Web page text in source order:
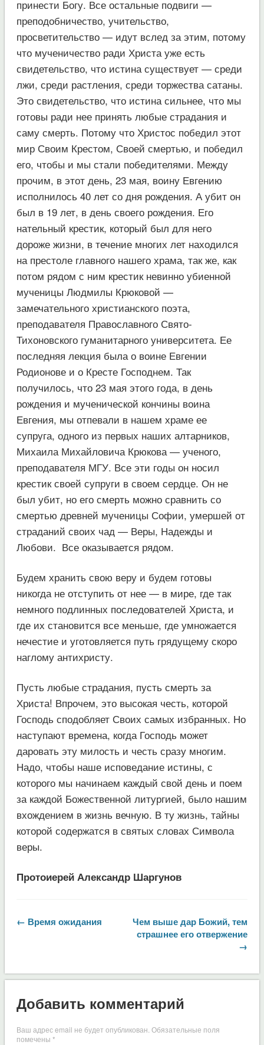
принести Богу. Все остальные подвиги —
преподобничество, учительство,
просветительство — идут вслед за этим, потому
что мученичество ради Христа уже есть
свидетельство, что истина существует — среди
лжи, среди растления, среди торжества сатаны.
Это свидетельство, что истина сильнее, что мы
готовы ради нее принять любые страдания и
саму смерть. Потому что Христос победил этот
мир Своим Крестом, Своей смертью, и победил
его, чтобы и мы стали победителями. Между
прочим, в этот день, 23 мая, воину Евгению
исполнилось 40 лет со дня рождения. А убит он
был в 19 лет, в день своего рождения. Его
нательный крестик, который был для него
дороже жизни, в течение многих лет находился
на престоле главного нашего храма, так же, как
потом рядом с ним крестик невинно убиенной
мученицы Людмилы Крюковой —
замечательного христианского поэта,
преподавателя Православного Свято-
Тихоновского гуманитарного университета. Ее
последняя лекция была о воине Евгении
Родионове и о Кресте Господнем. Так
получилось, что 23 мая этого года, в день
рождения и мученической кончины воина
Евгения, мы отпевали в нашем храме ее
супруга, одного из первых наших алтарников,
Михаила Михайловича Крюкова — ученого,
преподавателя МГУ. Все эти годы он носил
крестик своей супруги в своем сердце. Он не
был убит, но его смерть можно сравнить со
смертью древней мученицы Софии, умершей от
страданий своих чад — Веры, Надежды и
Любови. Все оказывается рядом.
Будем хранить свою веру и будем готовы
никогда не отступить от нее — в мире, где так
немного подлинных последователей Христа, и
где их становится все меньше, где умножается
нечестие и уготовляется путь грядущему скоро
наглому антихристу.
Пусть любые страдания, пусть смерть за
Христа! Впрочем, это высокая честь, которой
Господь сподобляет Своих самых избранных. Но
наступают времена, когда Господь может
даровать эту милость и честь сразу многим.
Надо, чтобы наше исповедание истины, с
которого мы начинаем каждый свой день и поем
за каждой Божественной литургией, было нашим
вхождением в жизнь вечную. В ту жизнь, тайны
которой содержатся в святых словах Символа
веры.
Протоиерей Александр Шаргунов
← Время ожидания
Чем выше дар Божий, тем
страшнее его отвержение
→
Добавить комментарий
Ваш адрес email не будет опубликован.Обязательные поля
помечены *